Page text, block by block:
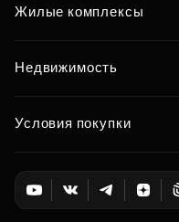
Жилые комплексы
Недвижимость
Условия покупки